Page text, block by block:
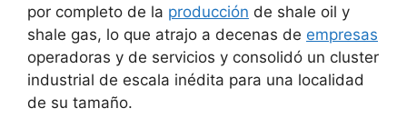
por completo de la producción de shale oil y
shale gas, lo que atrajo a decenas de empresas
operadoras y de servicios y consolidó un cluster
industrial de escala inédita para una localidad
de su tamaño.